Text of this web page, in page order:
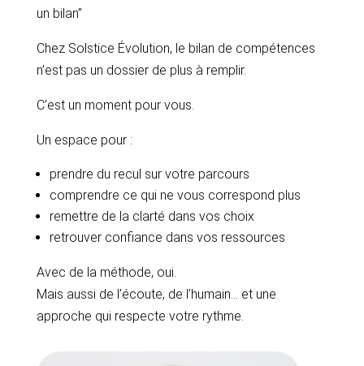
un bilan”
Chez Solstice Évolution, le bilan de compétences
n’est pas un dossier de plus à remplir.
C’est un moment pour vous.
Un espace pour :
prendre du recul sur votre parcours
comprendre ce qui ne vous correspond plus
remettre de la clarté dans vos choix
retrouver confiance dans vos ressources
Avec de la méthode, oui.
Mais aussi de l’écoute, de l’humain… et une
approche qui respecte votre rythme.